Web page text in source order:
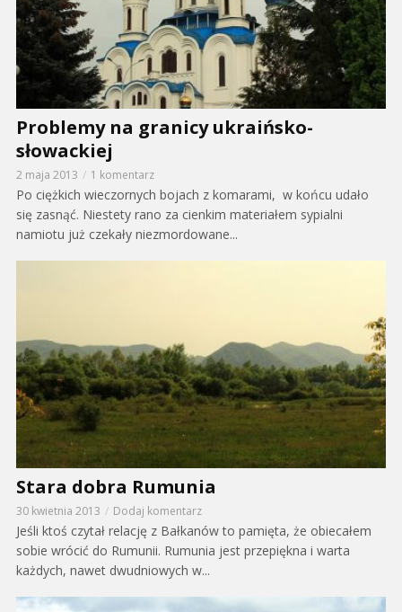
Problemy na granicy ukraińsko-
słowackiej
2 maja 2013 1 komentarz
Po ciężkich wieczornych bojach z komarami, w końcu udało
się zasnąć. Niestety rano za cienkim materiałem sypialni
namiotu już czekały niezmordowane...
Stara dobra Rumunia
30 kwietnia 2013 Dodaj komentarz
Jeśli ktoś czytał relację z Bałkanów to pamięta, że obiecałem
sobie wrócić do Rumunii. Rumunia jest przepiękna i warta
każdych, nawet dwudniowych w...